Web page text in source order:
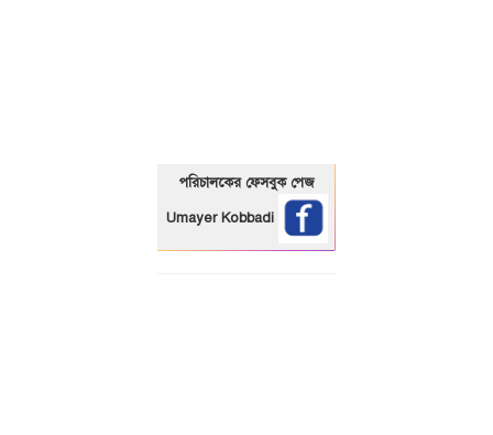
পরিচালকের ফেসবুক পেজ
Umayer Kobbadi